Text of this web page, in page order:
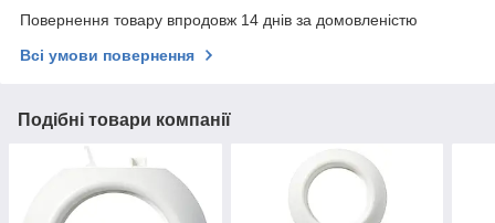
Повернення товару впродовж 14 днів за домовленістю
Всі умови повернення
Подібні товари компанії